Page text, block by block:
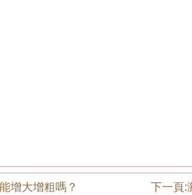
增大增粗嗎？ 下一頁: